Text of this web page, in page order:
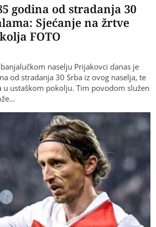
godina od stradanja 30
Sjećanje na žrtve
FOTO
naselju Prijakovci danas je
od stradanja 30 Srba iz ovog naselja, te
u ustaškom pokolju. Tim povodom služen